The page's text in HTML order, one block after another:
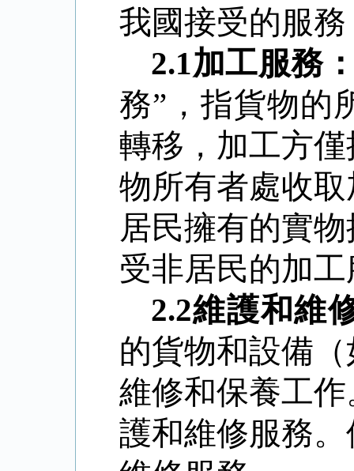
我國接受的服
2.1加工服務
務”，指貨物的
轉移，加工方
物所有者處收
居民擁有的實
受非居民的加
2.2維護和維
的貨物和設備
維修和保養工
護和維修服務